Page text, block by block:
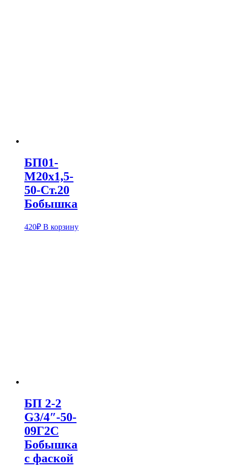
БП01-
М20х1,5-
50-Ст.20
Бобышка
420₽ В корзину
БП 2-2
G3/4″-50-
09Г2С
Бобышка
с фаской